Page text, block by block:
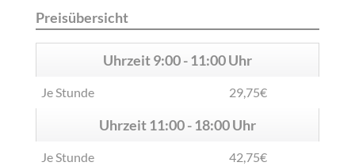
Preisübersicht
Uhrzeit9:00 - 11:00 Uhr
Je Stunde 29,75€
Uhrzeit11:00 - 18:00 Uhr
Je Stunde 42,75€